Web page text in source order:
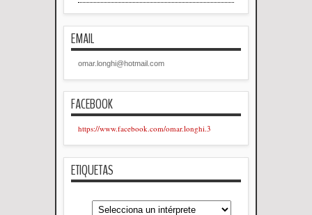
EMAIL
omar.longhi@hotmail.com
FACEBOOK
https://www.facebook.com/omar.longhi.3
ETIQUETAS